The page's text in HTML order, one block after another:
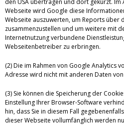
Webseite wird Google diese
Webseite auszuwerten, um Reports über
zusammenzustellen und um weitere mit
Internetnutzung verbundene
Webseitenbetreiber zu erbringen.
(2) Die im Rahmen von Google Analytics
Adresse wird nicht mit anderen Daten
(3) Sie können die Speicherung der
Einstellung Ihrer Browser-Software
hin, dass Sie in diesem Fall
dieser Webseite vollumfänglich werden